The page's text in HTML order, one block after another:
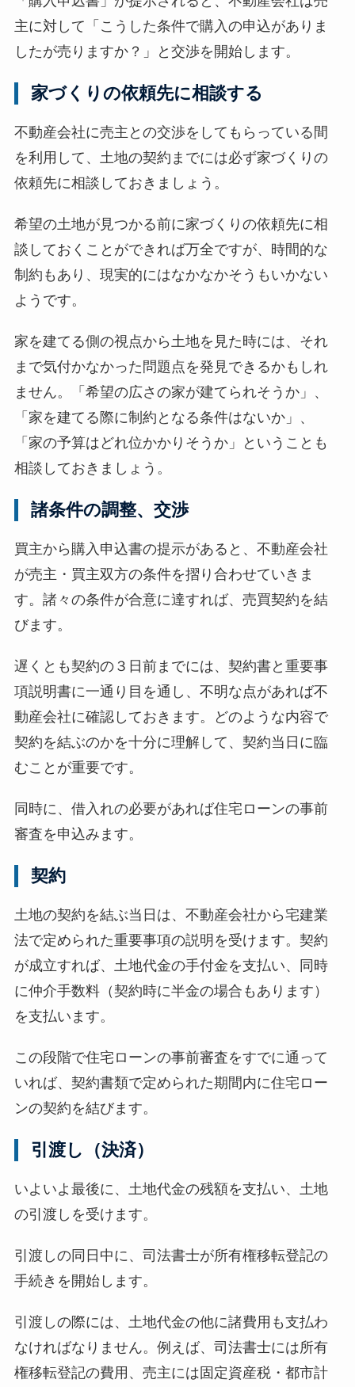
主に対して「こうした条件で購入の申込がありま
したが売りますか？」と交渉を開始します。
家づくりの依頼先に相談する
不動産会社に売主との交渉をしてもらっている間
を利用して、土地の契約までには必ず家づくりの
依頼先に相談しておきましょう。
希望の土地が見つかる前に家づくりの依頼先に相
談しておくことができれば万全ですが、時間的な
制約もあり、現実的にはなかなかそうもいかない
ようです。
家を建てる側の視点から土地を見た時には、それ
まで気付かなかった問題点を発見できるかもしれ
ません。「希望の広さの家が建てられそうか」、
「家を建てる際に制約となる条件はないか」、
「家の予算はどれ位かかりそうか」ということも
相談しておきましょう。
諸条件の調整、交渉
買主から購入申込書の提示があると、不動産会社
が売主・買主双方の条件を摺り合わせていきま
す。諸々の条件が合意に達すれば、売買契約を結
びます。
遅くとも契約の３日前までには、契約書と重要事
項説明書に一通り目を通し、不明な点があれば不
動産会社に確認しておきます。どのような内容で
契約を結ぶのかを十分に理解して、契約当日に臨
むことが重要です。
同時に、借入れの必要があれば住宅ローンの事前
審査を申込みます。
契約
土地の契約を結ぶ当日は、不動産会社から宅建業
法で定められた重要事項の説明を受けます。契約
が成立すれば、土地代金の手付金を支払い、同時
に仲介手数料（契約時に半金の場合もあります）
を支払います。
この段階で住宅ローンの事前審査をすでに通って
いれば、契約書類で定められた期間内に住宅ロー
ンの契約を結びます。
引渡し（決済）
いよいよ最後に、土地代金の残額を支払い、土地
の引渡しを受けます。
引渡しの同日中に、司法書士が所有権移転登記の
手続きを開始します。
引渡しの際には、土地代金の他に諸費用も支払わ
なければなりません。例えば、司法書士には所有
権移転登記の費用、売主には固定資産税・都市計